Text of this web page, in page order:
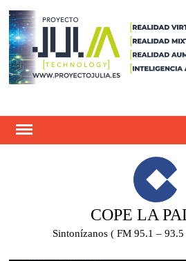
Saltar
contenido
COPE LA
Sintonízanos ( FM 95.1 –